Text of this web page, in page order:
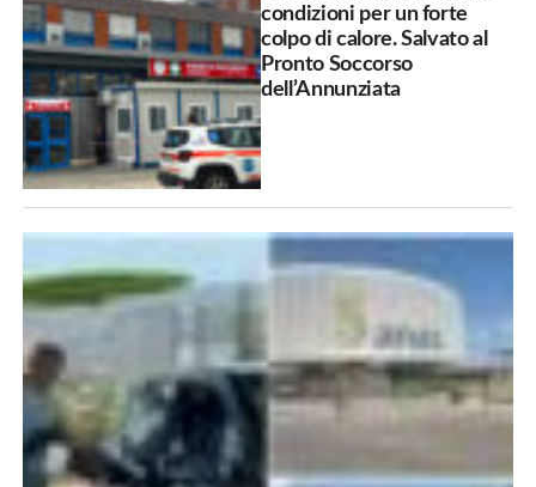
condizioni per un forte
colpo di calore. Salvato al
Pronto Soccorso
dell’Annunziata